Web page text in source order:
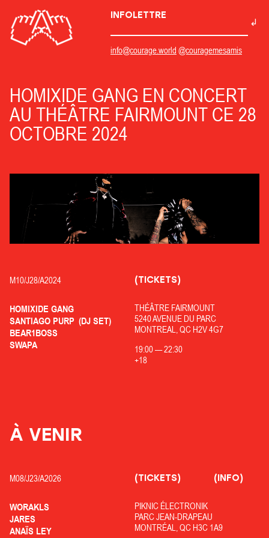
INFOLETTRE
info@courage.world @couragemesamis
HOMIXIDE GANG EN CONCERT
AU THÉÂTRE FAIRMOUNT CE 28
OCTOBRE 2024
M10/J28/A2024
HOMIXIDE GANG
SANTIAGO PURP (DJ SET)
BEAR1BOSS
SWAPA
THÉÂTRE FAIRMOUNT
5240 AVENUE DU PARC
MONTREAL, QC H2V 4G7
19:00—22:30
+18
(TICKETS)
À VENIR
M08/J23/A2026
WORAKLS
JARES
ANAÏS LEY
PIKNIC ÉLECTRONIK
PARC JEAN-DRAPEAU
MONTRÉAL, QC H3C 1A9
(TICKETS) (INFO)